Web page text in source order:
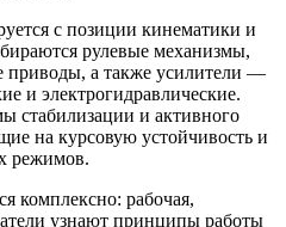
с позиции кинематики и
рулевые механизмы,
приводы, а также усилители —
и электрогидравлические.
стабилизации и активного
на курсовую устойчивость и
режимов.
комплексно: рабочая,
узнают принципы работы